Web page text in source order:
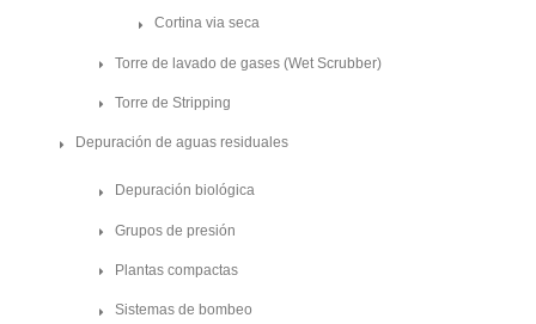
Cortina via seca
Torre de lavado de gases (Wet Scrubber)
Torre de Stripping
Depuración de aguas residuales
Depuración biológica
Grupos de presión
Plantas compactas
Sistemas de bombeo